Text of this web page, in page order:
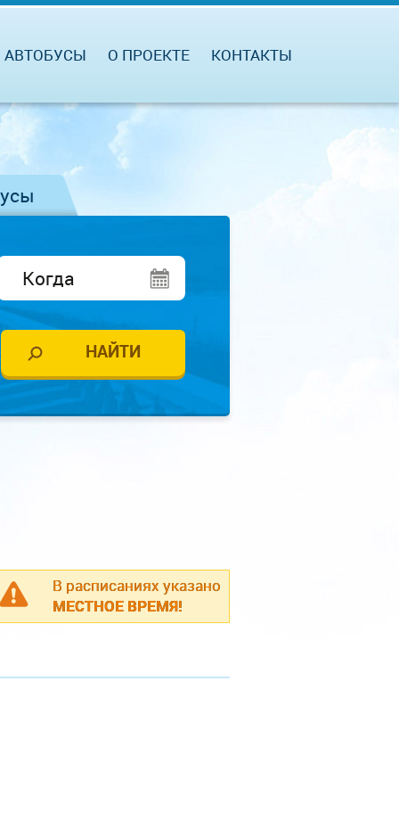
АВТОБУСЫ О ПРОЕКТЕ КОНТАКТЫ
В расписаниях указано
МЕСТНОЕ ВРЕМЯ!